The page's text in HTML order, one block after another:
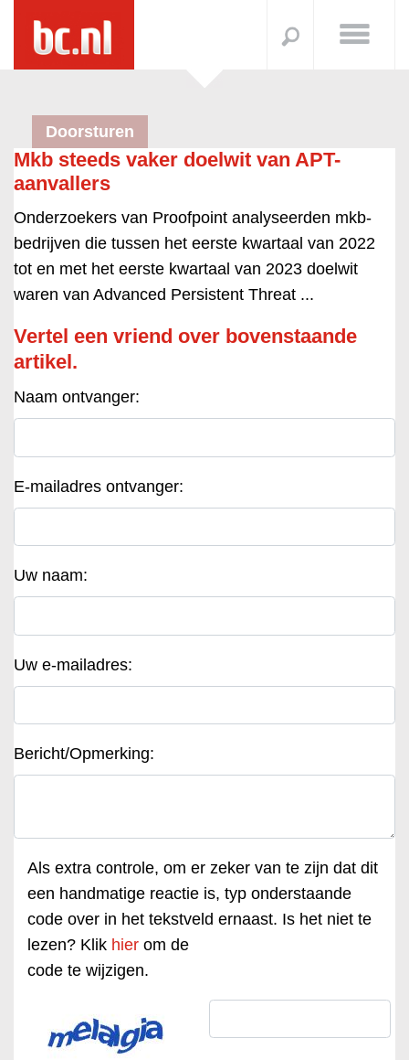
Doorsturen
Mkb steeds vaker doelwit van APT-
aanvallers
Onderzoekers van Proofpoint analyseerden mkb-
bedrijven die tussen het eerste kwartaal van 2022
tot en met het eerste kwartaal van 2023 doelwit
waren van Advanced Persistent Threat ...
Vertel een vriend over bovenstaande
artikel.
Naam ontvanger:
E-mailadres ontvanger:
Uw naam:
Uw e-mailadres:
Bericht/Opmerking:
Als extra controle, om er zeker van te zijn dat dit
een handmatige reactie is, typ onderstaande
code over in het tekstveld ernaast. Is het niet te
lezen? Klik hier om de
code te wijzigen.